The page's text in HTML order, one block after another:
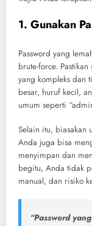
1. Gunakan
Password yang
brute-force.
yang kompleks dan
besar, huruf kecil,
umum seperti
Selain itu, biasakan
Anda juga bisa
menyimpan dan
begitu, Anda tidak
manual, dan risiko
“Password